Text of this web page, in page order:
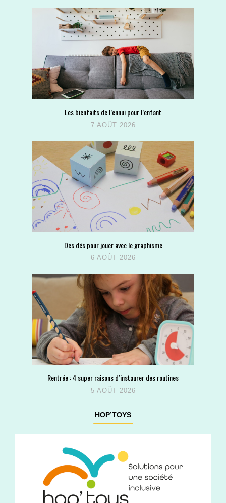
Les bienfaits de l’ennui pour l’enfant
7 AOÛT 2026
Des dés pour jouer avec le graphisme
6 AOÛT 2026
Rentrée : 4 super raisons d’instaurer des routines
5 AOÛT 2026
HOP’TOYS